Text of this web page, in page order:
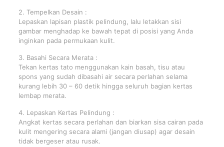
2. Tempelkan Desain :
Lepaskan lapisan plastik pelindung, lalu letakkan sisi
gambar menghadap ke bawah tepat di posisi yang Anda
inginkan pada permukaan kulit.
3. Basahi Secara Merata :
Tekan kertas tato menggunakan kain basah, tisu atau
spons yang sudah dibasahi air secara perlahan selama
kurang lebih 30 – 60 detik hingga seluruh bagian kertas
lembap merata.
4. Lepaskan Kertas Pelindung :
Angkat kertas secara perlahan dan biarkan sisa cairan pada
kulit mengering secara alami (jangan diusap) agar desain
tidak bergeser atau rusak.